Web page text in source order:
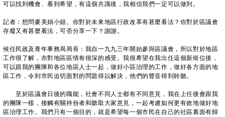
可以找到機會、看到希望，有這個共識後，我相信我們一定可以做到。
記者：想問麥美娟小姐。你對於未來地區行政改革有甚麼看法？你對於區議會
存廢又有甚麼看法，可否分享一下？謝謝。
候任民政及青年事務局局長：我自一九九三年開始參與區議會，所以對於地區
工作很了解，亦對地區區情有很深的感受。我很希望在我出任這個新崗位後，
可以跟我的團隊和各位地區人士一起，做好小區治理的工作，做好各方面的地
區工作，令到市民迫切面對的問題得以解決，他們的聲音得到聆聽。
至於區議會日後的職能，社會不同人士都有不同意見，我在上任後會跟我
的團隊一樣，接觸有關持份者和聽取大家意見，一起考慮如何更有效地做好地
區治理工作。我們只有一個目的，就是希望每一個市民在自己的社區裏面有歸